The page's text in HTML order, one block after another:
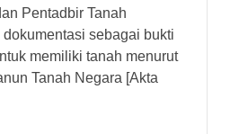
Pentadbir Tanah
sebagai bukti
memiliki tanah menurut
Tanah Negara [Akta